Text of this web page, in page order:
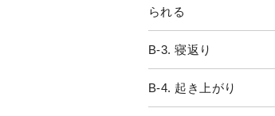
られる
B-3. 寝返り
B-4. 起き上がり